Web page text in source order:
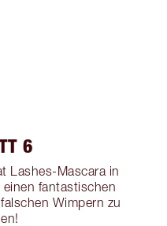
6
Lashes-Mascara in
fantastischen
Wimpern zu